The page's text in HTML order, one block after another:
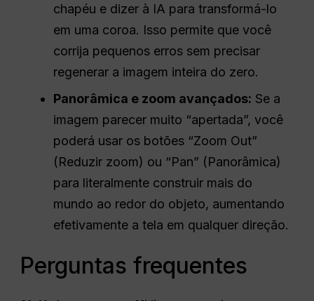
chapéu e dizer à IA para transformá-lo
em uma coroa. Isso permite que você
corrija pequenos erros sem precisar
regenerar a imagem inteira do zero.
Panorâmica e zoom avançados: Se a
imagem parecer muito “apertada”, você
poderá usar os botões “Zoom Out”
(Reduzir zoom) ou “Pan” (Panorâmica)
para literalmente construir mais do
mundo ao redor do objeto, aumentando
efetivamente a tela em qualquer direção.
Perguntas frequentes